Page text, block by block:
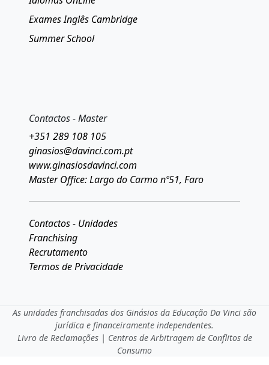
Exames Inglês Cambridge
Summer School
Contactos - Master
+351 289 108 105
ginasios@davinci.com.pt
www.ginasiosdavinci.com
Master Office: Largo do Carmo nº51, Faro
Contactos - Unidades
Franchising
Recrutamento
Termos de Privacidade
As unidades franchisadas dos Ginásios da Educação Da Vinci são
jurídica e financeiramente independentes.
Livro de Reclamações| Centros de Arbitragem de Conflitos de
Consumo